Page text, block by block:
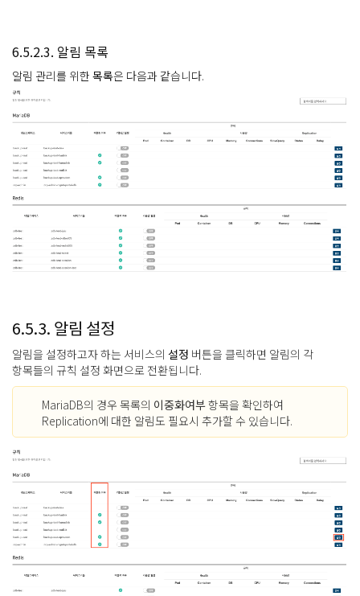
6.5.2.3. 알림 목록
알림 관리를 위한 목록은 다음과 같습니다.
6.5.3. 알림 설정
알림을 설정하고자 하는 서비스의 설정 버튼을 클릭하면 알림의 각
항목들의 규칙 설정 화면으로 전환됩니다.
MariaDB의 경우 목록의 이중화여부항목을 확인하여
Replication에 대한 알림도 필요시 추가할 수 있습니다.